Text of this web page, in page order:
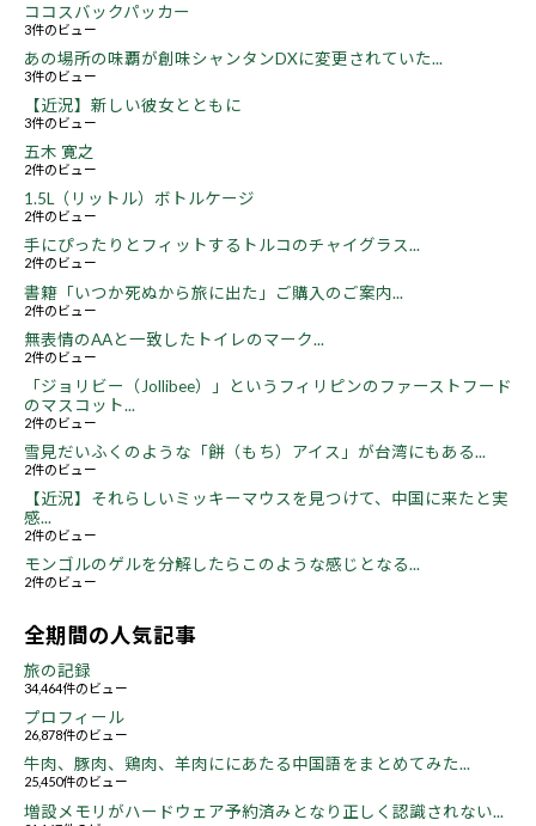
ココスバックパッカー
3件のビュー
あの場所の味覇が創味シャンタンDXに変更されていた...
3件のビュー
【近況】新しい彼女とともに
3件のビュー
五木 寛之
2件のビュー
1.5L（リットル）ボトルケージ
2件のビュー
手にぴったりとフィットするトルコのチャイグラス...
2件のビュー
書籍「いつか死ぬから旅に出た」ご購入のご案内...
2件のビュー
無表情のAAと一致したトイレのマーク...
2件のビュー
「ジョリビー（Jollibee）」というフィリピンのファーストフード
のマスコット...
2件のビュー
雪見だいふくのような「餅（もち）アイス」が台湾にもある...
2件のビュー
【近況】それらしいミッキーマウスを見つけて、中国に来たと実
感...
2件のビュー
モンゴルのゲルを分解したらこのような感じとなる...
2件のビュー
全期間の人気記事
旅の記録
34,464件のビュー
プロフィール
26,878件のビュー
牛肉、豚肉、鶏肉、羊肉ににあたる中国語をまとめてみた...
25,450件のビュー
増設メモリがハードウェア予約済みとなり正しく認識されない...